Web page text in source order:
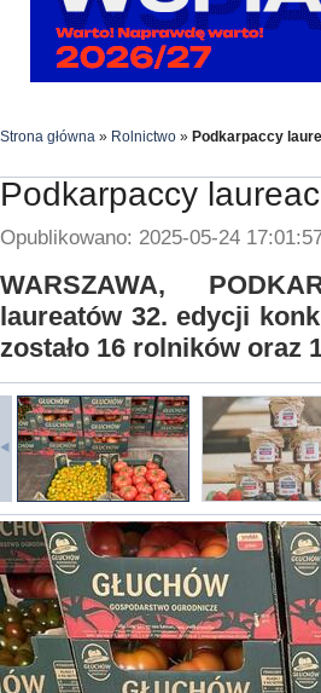
Strona główna » Rolnictwo » Podkarpaccy
Podkarpaccy
Opublikowano: 2025-05-24
WARSZAWA,
laureatów 32. edycji
zostało 16 rolników oraz